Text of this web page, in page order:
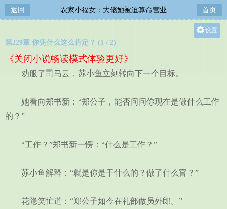
返回 农家小福女：大佬她被迫算命营业 首页
设置
第229章 你凭什么这么肯定？ (1 / 2)
《关闭小说畅读模式体验更好》
劝服了司马云，苏小鱼立刻转向下一个目标。
她看向郑书新：“郑公子，能否问问你现在是做什么工作
的？”
“工作？”郑书新一愣：“什么是工作？”
苏小鱼解释：“就是你是干什么的？做了什么官？”
花隐笑忙道：“郑公子如今在礼部做员外郎。”